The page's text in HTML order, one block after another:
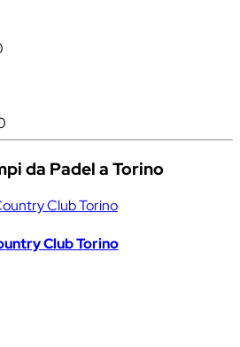
da Padel a Torino
Club Torino